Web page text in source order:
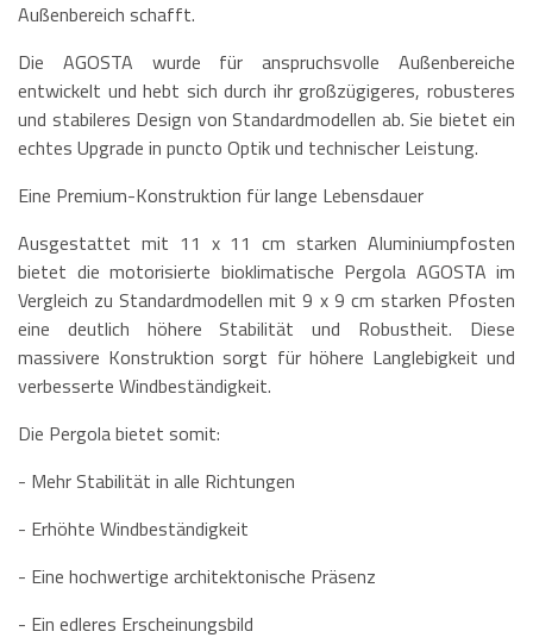
Außenbereich schafft.
Die AGOSTA wurde für anspruchsvolle Außenbereiche
entwickelt und hebt sich durch ihr großzügigeres, robusteres
und stabileres Design von Standardmodellen ab. Sie bietet ein
echtes Upgrade in puncto Optik und technischer Leistung.
Eine Premium-Konstruktion für lange Lebensdauer
Ausgestattet mit 11 x 11 cm starken Aluminiumpfosten
bietet die motorisierte bioklimatische Pergola AGOSTA im
Vergleich zu Standardmodellen mit 9 x 9 cm starken Pfosten
eine deutlich höhere Stabilität und Robustheit. Diese
massivere Konstruktion sorgt für höhere Langlebigkeit und
verbesserte Windbeständigkeit.
Die Pergola bietet somit:
- Mehr Stabilität in alle Richtungen
- Erhöhte Windbeständigkeit
- Eine hochwertige architektonische Präsenz
- Ein edleres Erscheinungsbild